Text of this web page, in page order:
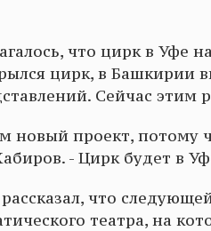
что цирк в Уфе
цирк, в Башкирии
Сейчас этим
новый проект,
- Цирк будет в
что
театра, на